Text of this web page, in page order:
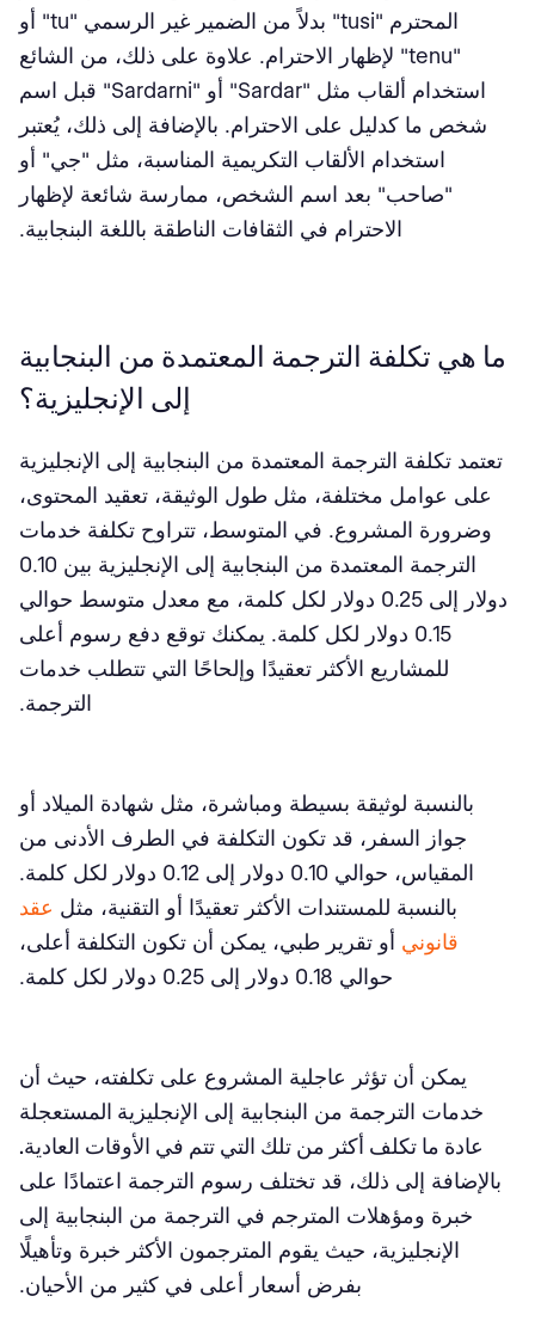
المحترم "tusi" بدلاً من الضمير غير الرسمي "tu" أو
"tenu" لإظهار الاحترام. علاوة على ذلك، من الشائع
استخدام ألقاب مثل "Sardar" أو "Sardarni" قبل اسم
شخص ما كدليل على الاحترام. بالإضافة إلى ذلك، يُعتبر
استخدام الألقاب التكريمية المناسبة، مثل "جي" أو
"صاحب" بعد اسم الشخص، ممارسة شائعة لإظهار
الاحترام في الثقافات الناطقة باللغة البنجابية.
ما هي تكلفة الترجمة المعتمدة من البنجابية
إلى الإنجليزية؟
تعتمد تكلفة الترجمة المعتمدة من البنجابية إلى الإنجليزية
على عوامل مختلفة، مثل طول الوثيقة، تعقيد المحتوى،
وضرورة المشروع. في المتوسط، تتراوح تكلفة خدمات
الترجمة المعتمدة من البنجابية إلى الإنجليزية بين 0.10
دولار إلى 0.25 دولار لكل كلمة، مع معدل متوسط حوالي
0.15 دولار لكل كلمة. يمكنك توقع دفع رسوم أعلى
للمشاريع الأكثر تعقيدًا وإلحاحًا التي تتطلب خدمات
الترجمة.
بالنسبة لوثيقة بسيطة ومباشرة، مثل شهادة الميلاد أو
جواز السفر، قد تكون التكلفة في الطرف الأدنى من
المقياس، حوالي 0.10 دولار إلى 0.12 دولار لكل كلمة.
بالنسبة للمستندات الأكثر تعقيدًا أو التقنية، مثل عقد
قانوني أو تقرير طبي، يمكن أن تكون التكلفة أعلى،
حوالي 0.18 دولار إلى 0.25 دولار لكل كلمة.
يمكن أن تؤثر عاجلية المشروع على تكلفته، حيث أن
خدمات الترجمة من البنجابية إلى الإنجليزية المستعجلة
عادة ما تكلف أكثر من تلك التي تتم في الأوقات العادية.
بالإضافة إلى ذلك، قد تختلف رسوم الترجمة اعتمادًا على
خبرة ومؤهلات المترجم في الترجمة من البنجابية إلى
الإنجليزية، حيث يقوم المترجمون الأكثر خبرة وتأهيلًا
بفرض أسعار أعلى في كثير من الأحيان.